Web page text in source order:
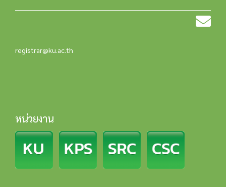
registrar@ku.ac.th
หน่วยงาน